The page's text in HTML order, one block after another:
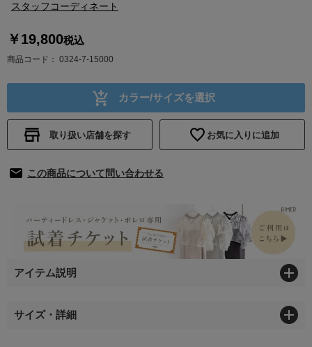
スタッフコーディネート
￥19,800税込
商品コード 0324-7-15000
カラー/サイズを選択
取り扱い店舗を探す お気に入りに追加
この商品について問い合わせる
アイテム説明
サイズ・詳細